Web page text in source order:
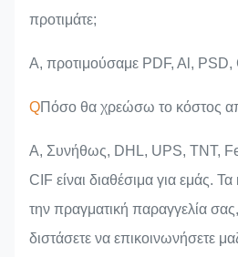
προτιμάτε;
Α, προτιμούσαμε PDF, Al,
QΠόσο θα χρεώσω το κόστος
A, Συνήθως, DHL, UPS, TNT,
CIF είναι διαθέσιμα για εμάς.
την πραγματική παραγγελία
διστάσετε να επικοινωνήσετε